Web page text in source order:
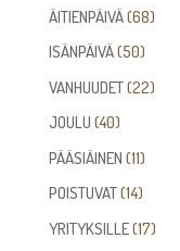
ÄITIENPÄIVÄ 6868
ISÄNPÄIVÄ 5050
VANHUUDET 2222
JOULU 4040
tuotetta
PÄÄSIÄINEN 1111
POISTUVAT 1414
YRITYKSILLE 1717